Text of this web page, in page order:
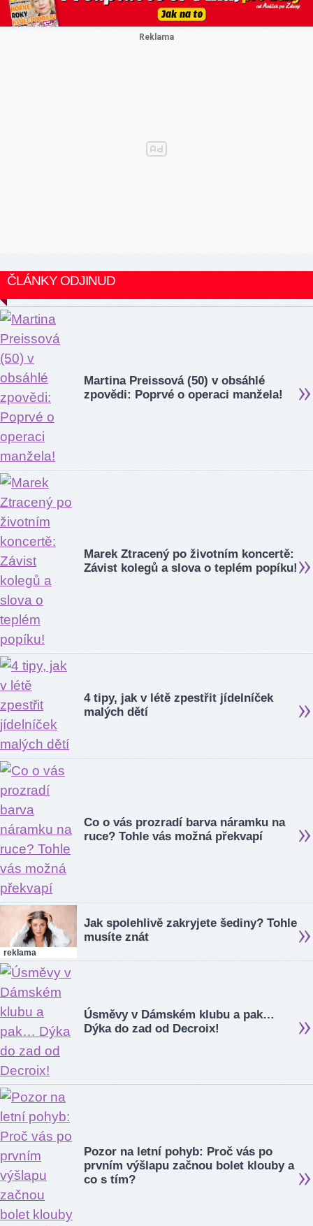
ČLÁNKY ODJINUD
Martina Preissová (50) v obsáhlé
zpovědi: Poprvé o operaci manžela!
Marek Ztracený po životním koncertě:
Závist kolegů a slova o teplém popíku!
4 tipy, jak v létě zpestřit jídelníček
malých dětí
Co o vás prozradí barva náramku na
ruce? Tohle vás možná překvapí
reklama
Jak spolehlivě zakryjete šediny? Tohle
musíte znát
Úsměvy v Dámském klubu a pak…
Dýka do zad od Decroix!
Pozor na letní pohyb: Proč vás po
prvním výšlapu začnou bolet klouby a
co s tím?